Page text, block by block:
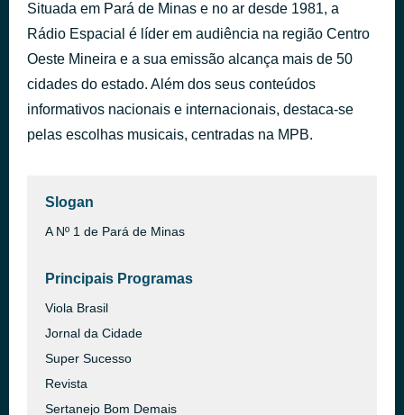
Situada em Pará de Minas e no ar desde 1981, a
Rádio Espacial é líder em audiência na região Centro
Oeste Mineira e a sua emissão alcança mais de 50
cidades do estado. Além dos seus conteúdos
informativos nacionais e internacionais, destaca-se
pelas escolhas musicais, centradas na MPB.
Slogan
A Nº 1 de Pará de Minas
Principais Programas
Viola Brasil
Jornal da Cidade
Super Sucesso
Revista
Sertanejo Bom Demais